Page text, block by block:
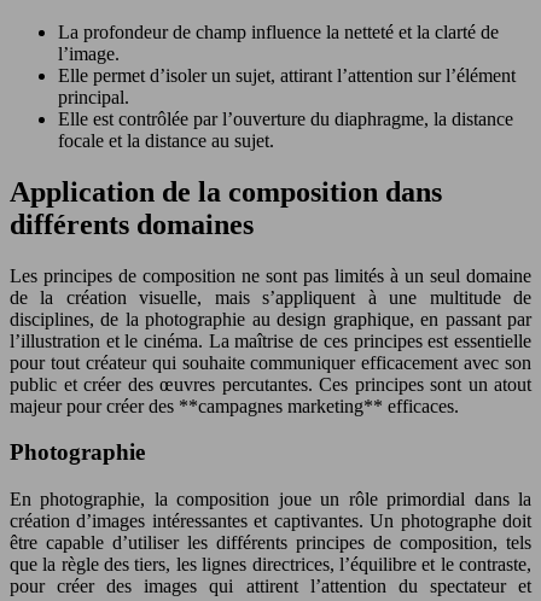
La profondeur de champ influence la netteté et la clarté de
l’image.
Elle permet d’isoler un sujet, attirant l’attention sur l’élément
principal.
Elle est contrôlée par l’ouverture du diaphragme, la distance
focale et la distance au sujet.
Application de la composition dans
différents domaines
Les principes de composition ne sont pas limités à un seul domaine
de la création visuelle, mais s’appliquent à une multitude de
disciplines, de la photographie au design graphique, en passant par
l’illustration et le cinéma. La maîtrise de ces principes est essentielle
pour tout créateur qui souhaite communiquer efficacement avec son
public et créer des œuvres percutantes. Ces principes sont un atout
majeur pour créer des **campagnes marketing** efficaces.
Photographie
En photographie, la composition joue un rôle primordial dans la
création d’images intéressantes et captivantes. Un photographe doit
être capable d’utiliser les différents principes de composition, tels
que la règle des tiers, les lignes directrices, l’équilibre et le contraste,
pour créer des images qui attirent l’attention du spectateur et